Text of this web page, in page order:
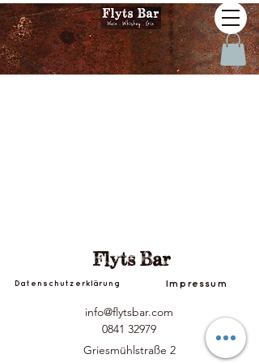
Flyts Bar
Datenschutzerklärung Impressum
info@flytsbar.com
0841 32979
Griesmühlstraße 2